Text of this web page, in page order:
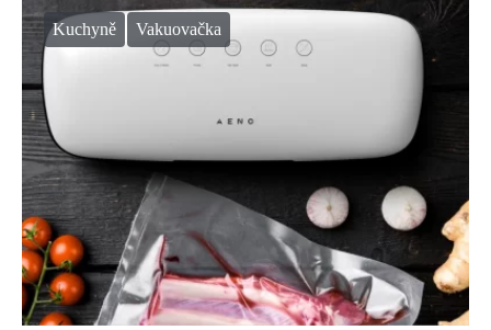
Kuchyně Vakuovačka